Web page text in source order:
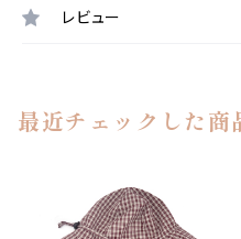
レビュー
最近チェックした商